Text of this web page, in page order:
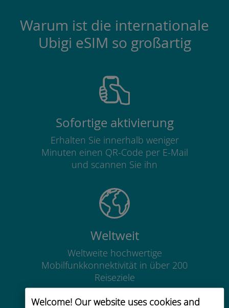
Welcome! Our website uses cookies and
Warum ist die internationale
Ubigi eSIM so großartig
Sofortige aktivierung
Erhalten Sie innerhalb weniger
Minuten einen QR-Code per E-Mail
und scannen Sie ihn
Weltweit
Weltweite hochwertige
Mobilfunkkonnektivität in über 200
Reiseziele